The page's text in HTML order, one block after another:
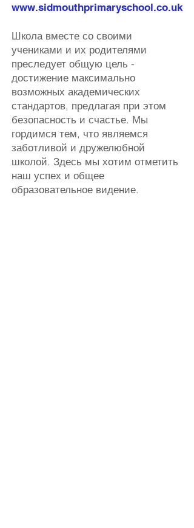
www.sidmouthprimaryschool.co.uk
Школа вместе со своими
учениками и их родителями
преследует общую цель -
достижение максимально
возможных академических
стандартов, предлагая при этом
безопасность и счастье. Мы
гордимся тем, что являемся
заботливой и дружелюбной
школой. Здесь мы хотим отметить
наш успех и общее
образовательное видение.